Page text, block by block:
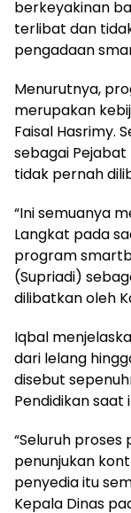
berkeyakinan
terlibat dan
pengadaan
Menurutnya,
merupakan
Faisal Hasrimy.
sebagai
tidak pernah
“Ini semuanya
Langkat pada
program
(Supriadi)
dilibatkan oleh
Iqbal
dari lelang
disebut
Pendidikan saat
“Seluruh
penunjukan
penyedia itu
Kepala Dinas